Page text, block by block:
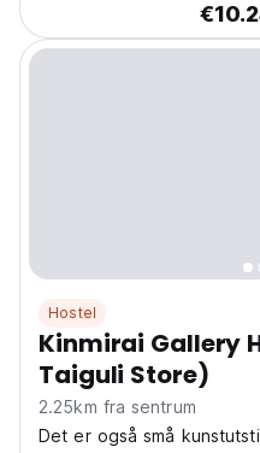
Hostel
Kinmirai Gallery
Taiguli Store)
2.25km fra sentrum
Det er også små